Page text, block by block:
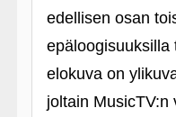
edellisen osan
epäloogisuuksilla
elokuva on
joltain MusicTV:n